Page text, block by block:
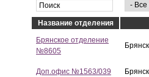
Новозыбков - 42, Дятьково - 33 и
Жителям Брянской области
области может отличаться
функции и имеет своё
работе одних из наиболее
Название отделения
Брянское отделение
№8605
Доп.офис №1563/039